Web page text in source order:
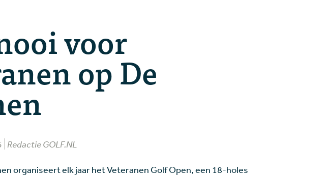
voor
op De
Redactie GOLF.NL
organiseert elk jaar het Veteranen Golf Open, een 18-holes